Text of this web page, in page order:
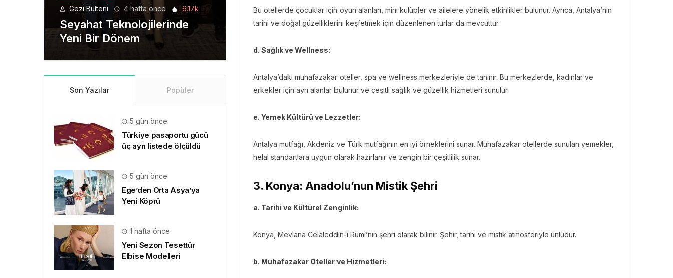
Bu otellerde çocuklar için oyun alanları, mini kulüpler ve ailelere yönelik etkinlikler bulunur. Ayrıca, Antalya’nın
tarihi ve doğal güzelliklerini keşfetmek için düzenlenen turlar da mevcuttur.
d. Sağlık ve Wellness:
Antalya’daki muhafazakar oteller, spa ve wellness merkezleriyle de tanınır. Bu merkezlerde, kadınlar ve
erkekler için ayrı alanlar bulunur ve çeşitli sağlık ve güzellik hizmetleri sunulur.
e. Yemek Kültürü ve Lezzetler:
Antalya mutfağı, Akdeniz ve Türk mutfağının en iyi örneklerini sunar. Muhafazakar otellerde sunulan yemekler,
helal standartlara uygun olarak hazırlanır ve zengin bir çeşitlilik sunar.
3. Konya: Anadolu’nun Mistik Şehri
a. Tarihi ve Kültürel Zenginlik:
Konya, Mevlana Celaleddin-i Rumi’nin şehri olarak bilinir. Şehir, tarihi ve mistik atmosferiyle ünlüdür.
b. Muhafazakar Oteller ve Hizmetleri:
Gezi Bülteni 1 ay önce 8.92k
Manevi Yolculukta Yeni
Dönem
Gezi Bülteni 1 ay önce 3.42k
Emirates ile Yazın En Lüks
“Derken Rezervasyon!” ile
Kristal Elma’ya Uzanan
Son Yazılar Popüler
5 gün önce
Türkiye pasaportu gücü
üç ayrı listede ölçüldü
5 gün önce
Ege’den Orta Asya’ya
Yeni Köprü
1 hafta önce
Yeni Sezon Tesettür
Elbise Modelleri